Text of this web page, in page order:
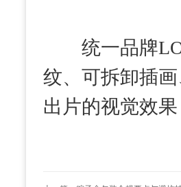
统一品牌
纹、可拆卸插
出片的视觉效